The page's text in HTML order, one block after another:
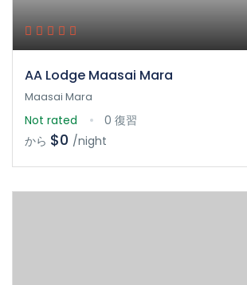
AA Lodge Maasai Mara
Maasai Mara
Not rated
0 復習
から $0 /night